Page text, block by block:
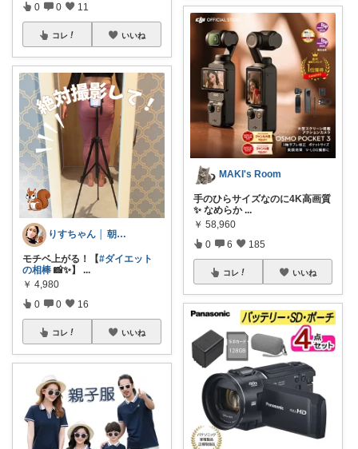
0 0 11
コレ いいね
りすちゃん │ 朝コレ
モチベ上がる！【#ダイエット
の相棒 📸✨】
...
￥ 4,980
0 0 16
コレ いいね
MAKI's Room
手のひらサイズなのに4K高画質
✨ なめらか ...
￥ 58,960
0 6 185
コレ いいね